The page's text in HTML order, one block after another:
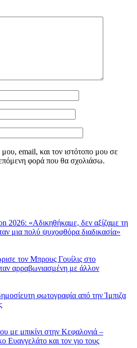
email, και τον ιστότοπο μου σε
φορά που θα σχολιάσω.
2026: «Aδικηθήκαμε, δεν αξίζαμε τη
μια πολύ ψυχοφθόρα διαδικασία»
τον Μπρους Γουίλις στο
αρραβωνιασμένη με άλλον
φωτογραφία από την Ίμπιζα
με μπικίνι στην Κεφαλονιά –
Ευαγγελάτο και τον γιο τους